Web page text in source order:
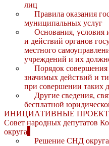
лиц
Правила оказания
муниципальных услуг
Основания, условия
и действий органов
местного
учреждений и их
Порядок
значимых действий и
при совершении таких
Другие сведения,
бесплатной
ИНИЦИАТИВНЫЕ
Совет народных депутатов
округа
Решение СНД округа